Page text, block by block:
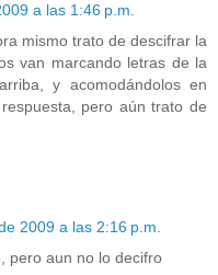
a las 1:46 p.m.
mismo trato de descifrar la
van marcando letras de la
y acomodándolos en
pero aún trato de
2009 a las 2:16 p.m.
pero aun no lo decifro